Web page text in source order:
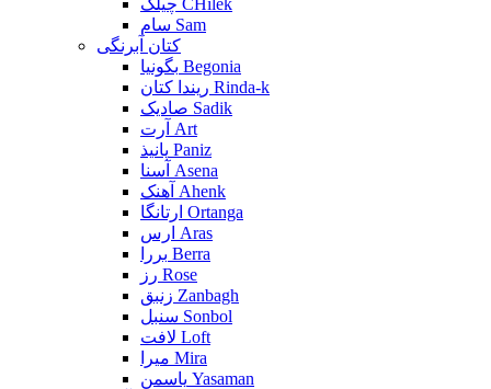
چیلک CHilek
سام Sam
کتان آبرنگی
بگونیا Begonia
ریندا کتان Rinda-k
صادیک Sadik
آرت Art
پانیذ Paniz
آسنا Asena
آهنک Ahenk
ارتانگا Ortanga
ارس Aras
بررا Berra
رز Rose
زنبق Zanbagh
سنبل Sonbol
لافت Loft
میرا Mira
یاسمن Yasaman